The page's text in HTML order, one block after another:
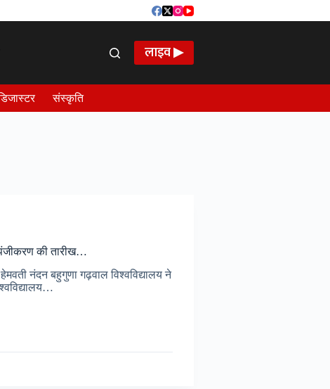
लाइव ▶
संस्कृति
की तारीख…
नंदन बहुगुणा गढ़वाल विश्वविद्यालय ने